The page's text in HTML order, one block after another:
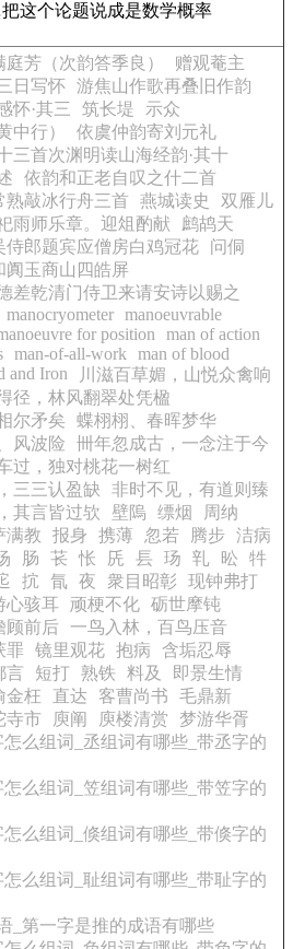
这个论题说成是数学概率
庭芳（次韵答季良）
赠观菴主
日写怀 游焦山作歌再叠旧作韵
怀·其三
筑长堤
示众
中行）
依虞仲韵寄刘元礼
三首次渊明读山海经韵·其十
依韵和正老自叹之什二首
熟敲冰行舟三首 燕城读史
双雁儿
雨师乐章。迎俎酌献
鹧鸪天
侍郎题宾应僧房白鸡冠花
问侗
阗玉商山四皓屏
差乾清门侍卫来请安诗以赐之
manocryometer manoeuvrable
for position
man of action
man-of-all-work
man of blood
and Iron
川滋百草媚，山悦众禽响
径，林风翻翠处凭楹
尔矛矣 蝶栩栩、春晖梦华
风波险
卌年忽成古，一念注于今
过，独对桃花一树红
三三认盈缺
非时不见，有道则臻
其言皆过欤
壁隖 缥烟
周纳
满教 报身 携薄 忽若 腾步 洁病
肠 苌 怅 兏 镸 玚 乵 昖
牪
抭 氜 夜 衆目昭彰
现钟弗打
心骇耳 顽梗不化 砺世摩钝
顾前后
一鸟入林，百鸟压音
罪 镜里观花 抱病
含垢忍辱
言 短打 熟铁 料及
即景生情
金枉 直达 客曹尚书
毛鼎新
寺市 庾阐 庾楼清赏
梦游华胥
么组词_丞组词有哪些_带丞字的
怎么组词_笠组词有哪些_带笠字的
么组词_倏组词有哪些_带倏字的
么组词_耻组词有哪些_带耻字的
_第一字是推的成语有哪些